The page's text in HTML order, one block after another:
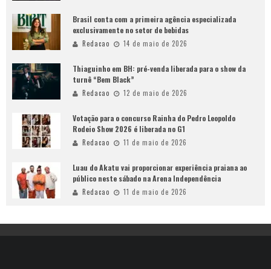
Brasil conta com a primeira agência especializada
exclusivamente no setor de bebidas
Redacao 14 de maio de 2026
Thiaguinho em BH: pré-venda liberada para o show da
turnê “Bem Black”
Redacao 12 de maio de 2026
Votação para o concurso Rainha do Pedro Leopoldo
Rodeio Show 2026 é liberada no G1
Redacao 11 de maio de 2026
Luau do Akatu vai proporcionar experiência praiana ao
público neste sábado na Arena Independência
Redacao 11 de maio de 2026